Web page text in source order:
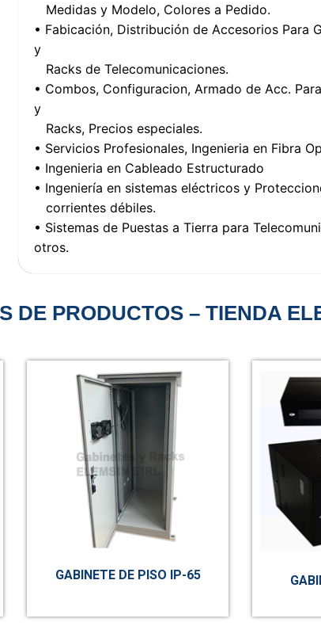
Medidas y Modelo, Colores a Pedido.
• Fabicación, Distribución de Accesorios Para
y
Racks de Telecomunicaciones.
• Combos, Configuracion, Armado de Acc.
y
Racks, Precios especiales.
• Servicios Profesionales, Ingenieria en Fibra
• Ingenieria en Cableado Estructurado
• Ingeniería en sistemas eléctricos y
corrientes débiles.
• Sistemas de Puestas a Tierra para
otros.
DE PRODUCTOS – TIENDA
GABINETE DE PISO IP-65